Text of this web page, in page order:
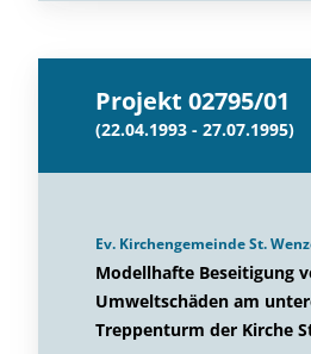
Projekt 02795/01
(22.04.1993 - 27.07.1995)
Ev. Kirchengemeinde St.
Modellhafte Beseitigung
Umweltschäden am
Treppenturm der Kirche